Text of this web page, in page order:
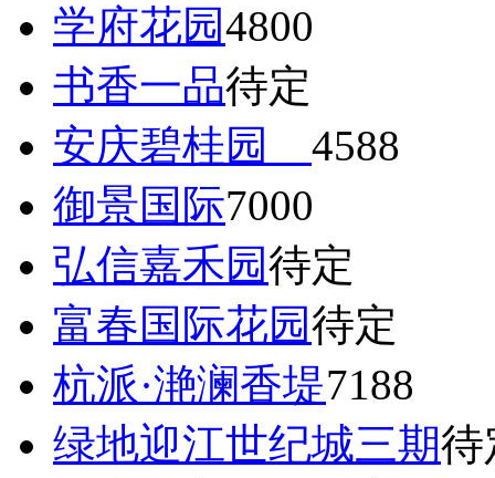
学府花园4800
书香一品待定
安庆碧桂园 4588
御景国际7000
弘信嘉禾园待定
富春国际花园待定
杭派·滟澜香堤7188
绿地迎江世纪城三期待